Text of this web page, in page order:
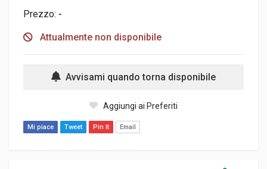
Prezzo: -
Attualmente non disponibile
Avvisami quando torna disponibile
Aggiungi ai Preferiti
Mi piace Tweet Pin It Email